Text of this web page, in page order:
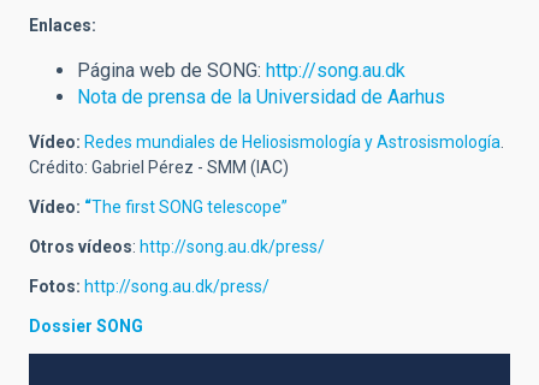
Enlaces:
Página web de SONG: http://song.au.dk
Nota de prensa de la Universidad de Aarhus
Vídeo: Redes mundiales de Heliosismología y Astrosismología.
Crédito: Gabriel Pérez - SMM (IAC)
Vídeo: “The first SONG telescope”
Otros vídeos: http://song.au.dk/press/
Fotos: http://song.au.dk/press/
Dossier SONG